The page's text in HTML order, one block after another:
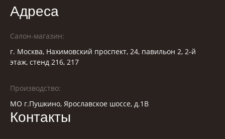
Адреса
Салон-магазин:
г. Москва, Нахимовский проспект, 24, павильон 2, 2-й
этаж, стенд 216, 217
Производство:
МО г.Пушкино, Ярославское шоссе, д.1В
Контакты